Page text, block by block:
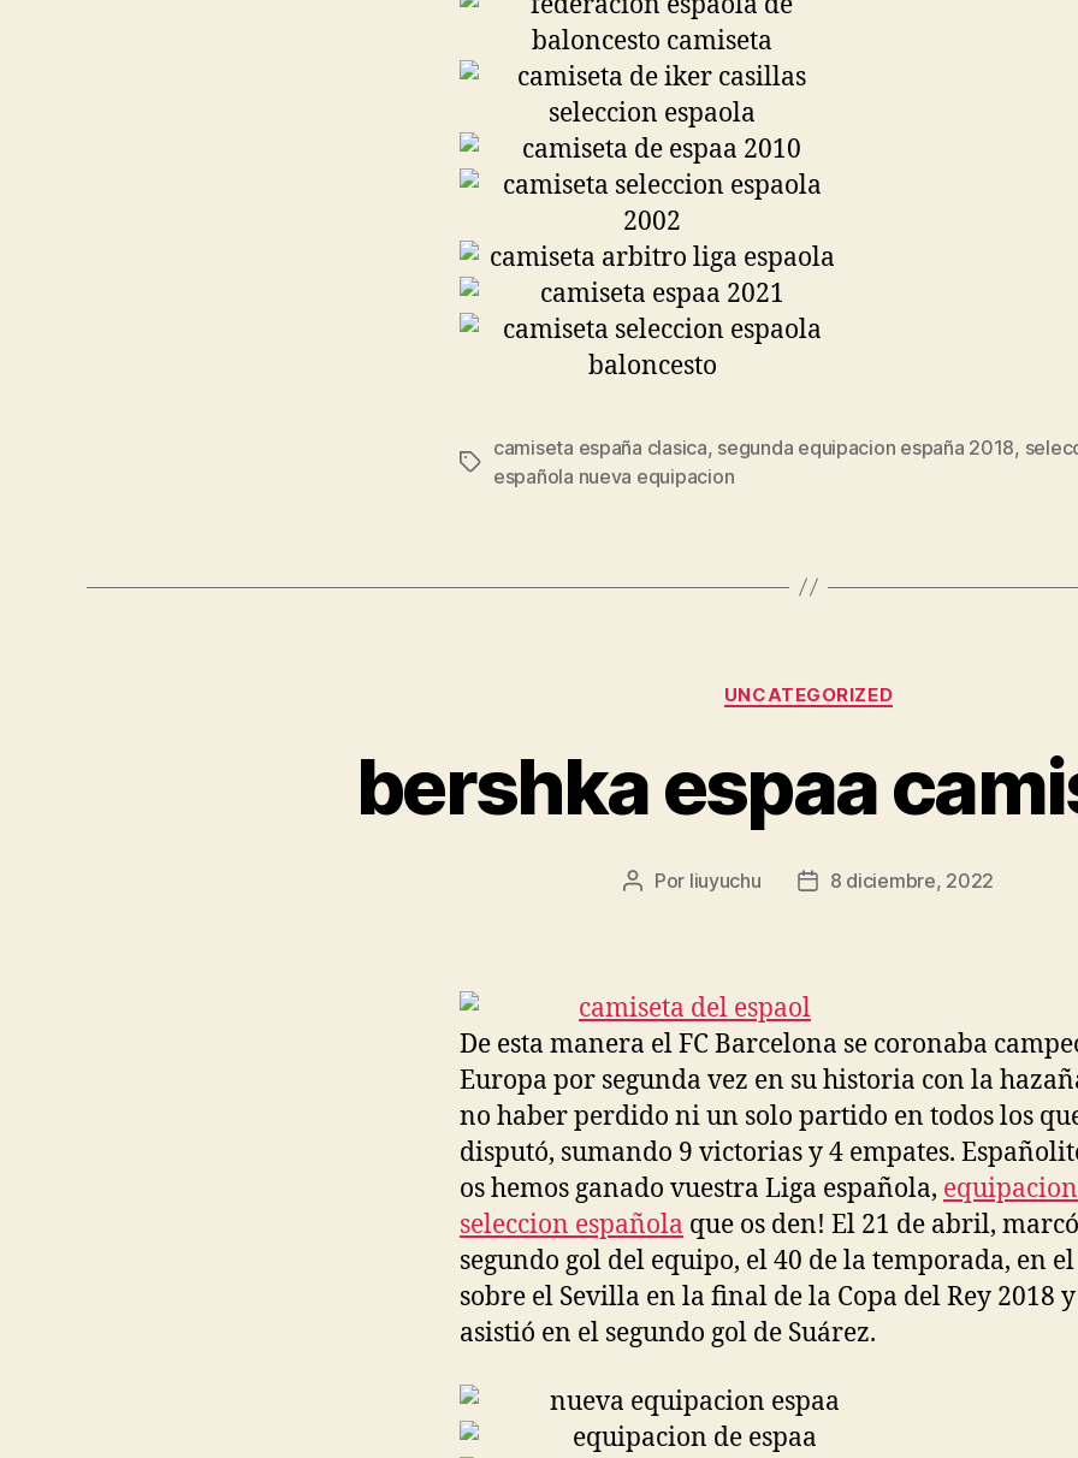
Etiquetas
camiseta españa clasica, segunda equipacion españa 2018,
española nueva equipacion
Categorías
UNCATEGORIZED
bershka espaa
Autor
Por liuyuchu
Fecha8 diciembre, 2022
De esta manera el FC Barcelona se coronaba
Europa por segunda vez en su historia con la
no haber perdido ni un solo partido en todos los
disputó, sumando 9 victorias y 4 empates.
os hemos ganado vuestra Liga española, equipacion
seleccion española que os den! El 21 de abril,
segundo gol del equipo, el 40 de la temporada, en el
sobre el Sevilla en la final de la Copa del Rey 2018
asistió en el segundo gol de Suárez.